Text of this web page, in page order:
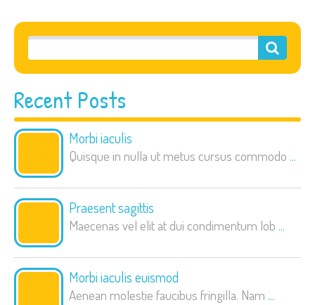
Recent Posts
Morbi iaculis
Quisque in nulla ut metus cursus commodo ...
Praesent sagittis
Maecenas vel elit at dui condimentum lob ...
Morbi iaculis euismod
Aenean molestie faucibus fringilla. Nam ...